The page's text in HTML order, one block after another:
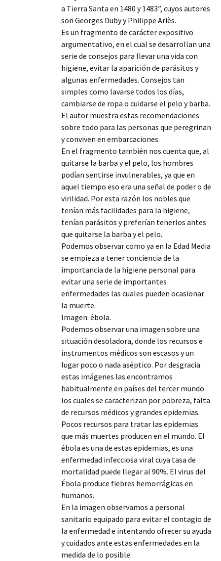
a Tierra Santa en 1480 y 1483”, cuyos autores
son Georges Duby y Philippe Ariès.
Es un fragmento de carácter expositivo
argumentativo, en el cual se desarrollan una
serie de consejos para llevar una vida con
higiene, evitar la aparición de parásitos y
algunas enfermedades. Consejos tan
simples como lavarse todos los días,
cambiarse de ropa o cuidarse el pelo y barba.
El autor muestra estas recomendaciones
sobre todo para las personas que peregrinan
y conviven en embarcaciones.
En el fragmento también nos cuenta que, al
quitarse la barba y el pelo, los hombres
podían sentirse invulnerables, ya que en
aquel tiempo eso era una señal de poder o de
virilidad. Por esta razón los nobles que
tenían más facilidades para la higiene,
tenían parásitos y preferían tenerlos antes
que quitarse la barba y el pelo.
Podemos observar como ya en la Edad Media
se empieza a tener conciencia de la
importancia de la higiene personal para
evitar una serie de importantes
enfermedades las cuales pueden ocasionar
la muerte.
Imagen: ébola.
Podemos observar una imagen sobre una
situación desoladora, donde los recursos e
instrumentos médicos son escasos y un
lugar poco o nada aséptico. Por desgracia
estas imágenes las encontramos
habitualmente en países del tercer mundo
los cuales se caracterizan por pobreza, falta
de recursos médicos y grandes epidemias.
Pocos recursos para tratar las epidemias
que más muertes producen en el mundo. El
ébola es una de estas epidemias, es una
enfermedad infecciosa viral cuya tasa de
mortalidad puede llegar al 90%. El virus del
Ébola produce fiebres hemorrágicas en
humanos.
En la imagen observamos a personal
sanitario equipado para evitar el contagio de
la enfermedad e intentando ofrecer su ayuda
y cuidados ante estas enfermedades en la
medida de lo posible.